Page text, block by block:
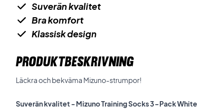
Suverän kvalitet
Bra komfort
Klassisk design
PRODUKTBESKRIVNING
Läckra och bekväma Mizuno-strumpor!
Suverän kvalitet -Mizuno Training Socks 3-Pack White